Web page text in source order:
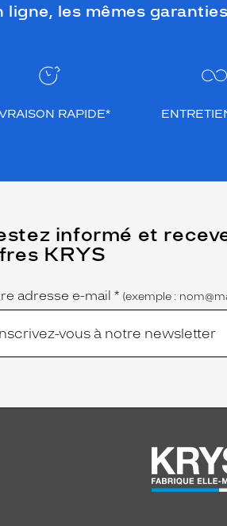
ligne, les mêmes
RAPIDE*
informé et
KRYS
adresse e-mail * (exemple :